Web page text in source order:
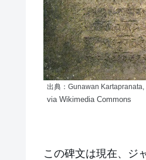
出典：Gunawan Kartapranata,
via Wikimedia Commons
この碑文は現在、ジ